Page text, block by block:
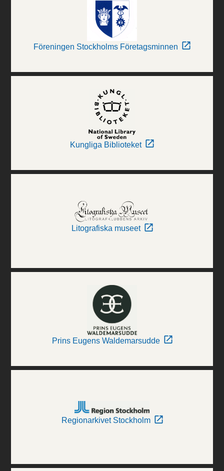
Föreningen Stockholms Företagsminnen
Kungliga Biblioteket
Litografiska museet
Prins Eugens Waldemarsudde
Regionarkivet Stockholm